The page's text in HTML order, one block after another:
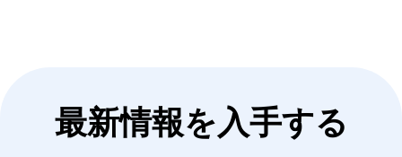
最新情報を入手する